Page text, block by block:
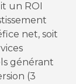
un ROI
net, soit
générant
(3